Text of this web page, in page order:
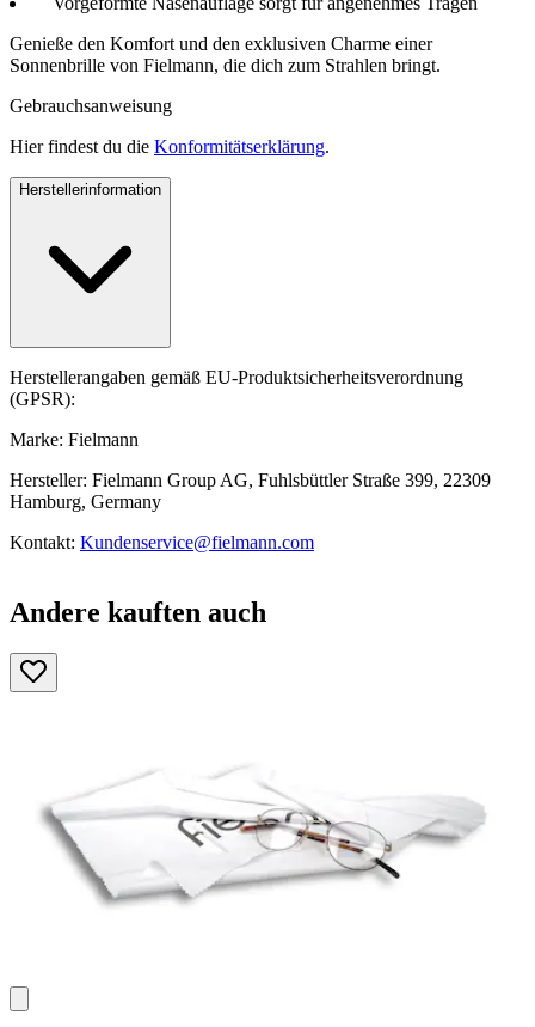
Genieße den Komfort und den exklusiven Charme einer
Sonnenbrille von Fielmann, die dich zum Strahlen bringt.
Gebrauchsanweisung
Hier findest du die Konformitätserklärung.
Herstellerinformation
Herstellerangaben gemäß EU-Produktsicherheitsverordnung
(GPSR):
Marke: Fielmann
Hersteller: Fielmann Group AG, Fuhlsbüttler Straße 399, 22309
Hamburg, Germany
Kontakt: Kundenservice@fielmann.com
Andere kauften auch